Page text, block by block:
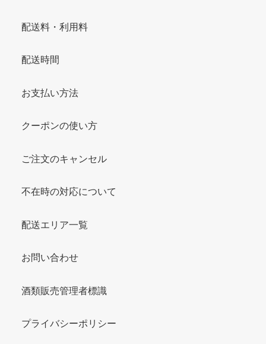
配送料・利用料
配送時間
お支払い方法
クーポンの使い方
ご注文のキャンセル
不在時の対応について
配送エリア一覧
お問い合わせ
酒類販売管理者標識
プライバシーポリシー